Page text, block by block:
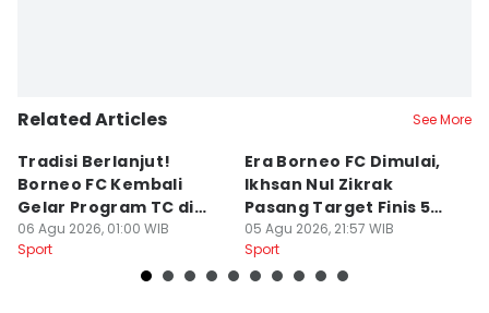
Related Articles See More
Tradisi Berlanjut!
Borneo FC Kembali
Gelar Program TC di
Yogyakarta
06 Agu 2026, 01:00 WIB
Sport
Era Borneo FC Dimulai,
Ikhsan Nul Zikrak
Pasang Target Finis 5
Besar
05 Agu 2026, 21:57 WIB
Sport